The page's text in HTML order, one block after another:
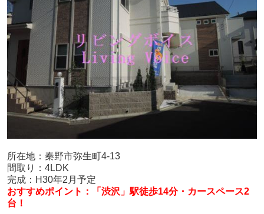
所在地：秦野市弥生町4-13
間取り：4LDK
完成：H30年2月予定
おすすめポイント：「渋沢」駅徒歩14分・カースペース2
台！